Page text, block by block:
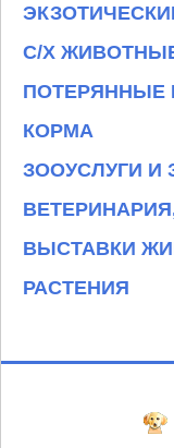
С/Х
ПОТЕРЯННЫЕ
КОРМА
ЗООУСЛУГИ И
ВЫСТАВКИ
РАСТЕНИЯ